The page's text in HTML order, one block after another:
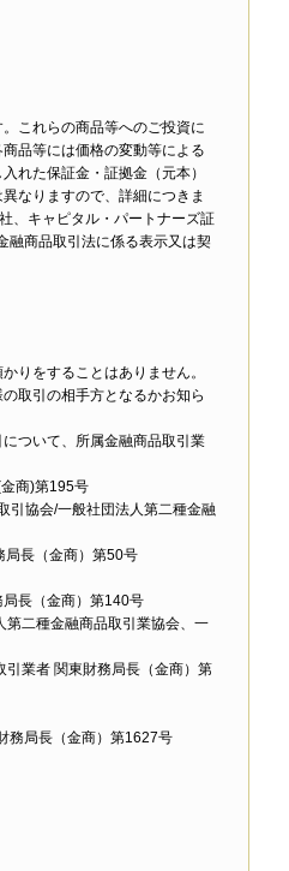
これらの商品等へのご投資に
品等には価格の変動等による
れた保証金・証拠金（元本）
なりますので、詳細につきま
、キャピタル・パートナーズ証
融商品取引法に係る表示又は契
りをすることはありません。
取引の相手方となるかお知ら
ついて、所属金融商品取引業
商)第195号
引協会/一般社団法人第二種金融
局長（金商）第50号
長（金商）第140号
第二種金融商品取引業協会、一
引業者 関東財務局長（金商）第
務局長（金商）第1627号